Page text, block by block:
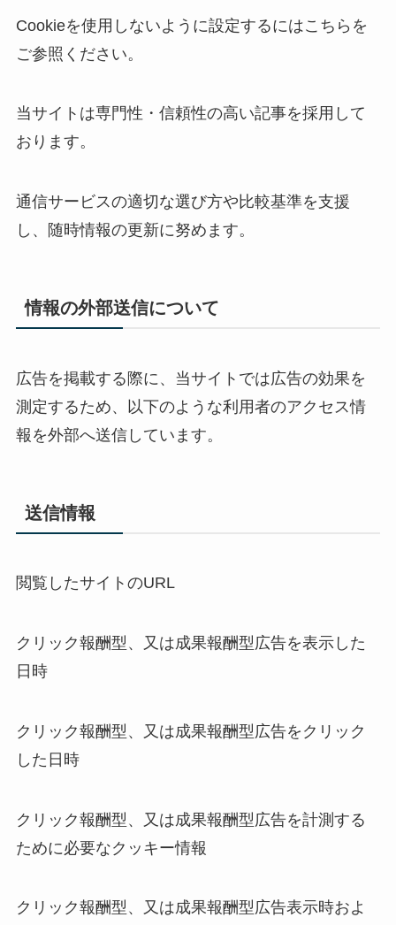
Cookieを使用しないように設定するにはこちらを
ご参照ください。
当サイトは専門性・信頼性の高い記事を採用して
おります。
通信サービスの適切な選び方や比較基準を支援
し、随時情報の更新に努めます。
情報の外部送信について
広告を掲載する際に、当サイトでは広告の効果を
測定するため、以下のような利用者のアクセス情
報を外部へ送信しています。
送信情報
閲覧したサイトのURL
クリック報酬型、又は成果報酬型広告を表示した
日時
クリック報酬型、又は成果報酬型広告をクリック
した日時
クリック報酬型、又は成果報酬型広告を計測する
ために必要なクッキー情報
クリック報酬型、又は成果報酬型広告表示時およ